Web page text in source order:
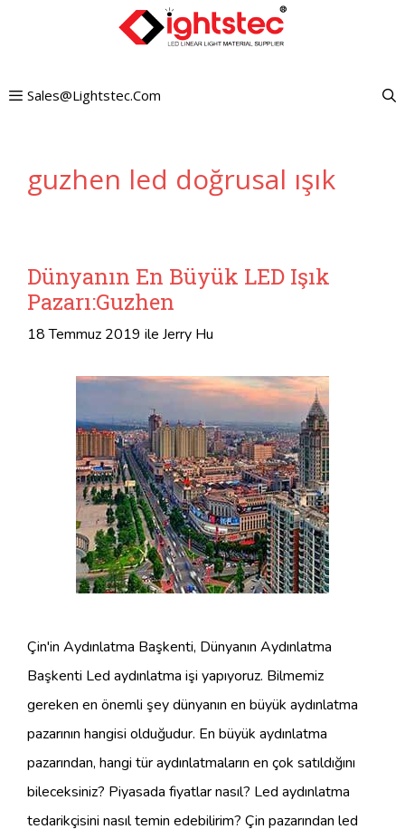
Sales@lightstec.com
guzhen led doğrusal ışık
Dünyanın En Büyük LED Işık
Pazarı:Guzhen
18 Temmuz 2019 ile Jerry Hu
Çin'in Aydınlatma Başkenti, Dünyanın Aydınlatma
Başkenti Led aydınlatma işi yapıyoruz. Bilmemiz
gereken en önemli şey dünyanın en büyük aydınlatma
pazarının hangisi olduğudur. En büyük aydınlatma
pazarından, hangi tür aydınlatmaların en çok satıldığını
bileceksiniz? Piyasada fiyatlar nasıl? Led aydınlatma
tedarikçisini nasıl temin edebilirim? Çin pazarından led